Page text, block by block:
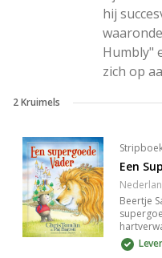
hij
Humbly"
zich op
2Kruimels
Een
Beertje
Chris
Sam die